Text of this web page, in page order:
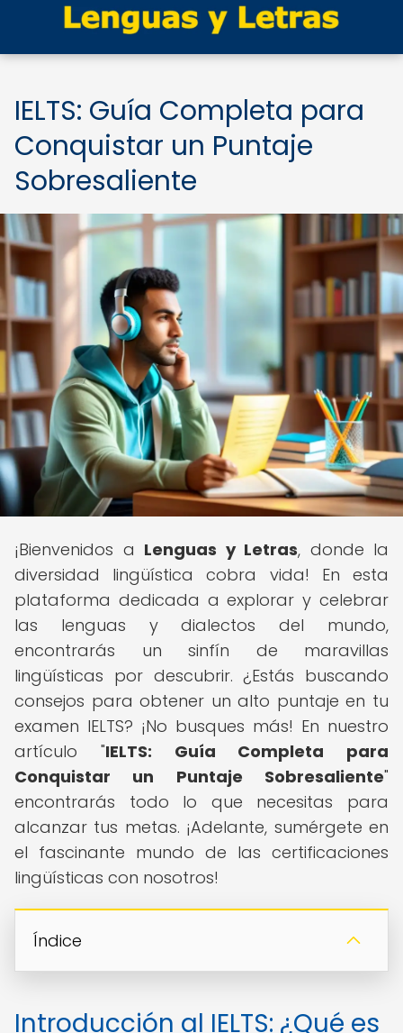
IELTS: Guía Completa para
Conquistar un Puntaje
Sobresaliente
¡Bienvenidos a Lenguas y Letras, donde la
diversidad lingüística cobra vida! En esta
plataforma dedicada a explorar y celebrar
las lenguas y dialectos del mundo,
encontrarás un sinfín de maravillas
lingüísticas por descubrir. ¿Estás buscando
consejos para obtener un alto puntaje en tu
examen IELTS? ¡No busques más! En nuestro
artículo "IELTS: Guía Completa para
Conquistar un Puntaje Sobresaliente"
encontrarás todo lo que necesitas para
alcanzar tus metas. ¡Adelante, sumérgete en
el fascinante mundo de las certificaciones
lingüísticas con nosotros!
Índice
Introducción al IELTS: ¿Qué es